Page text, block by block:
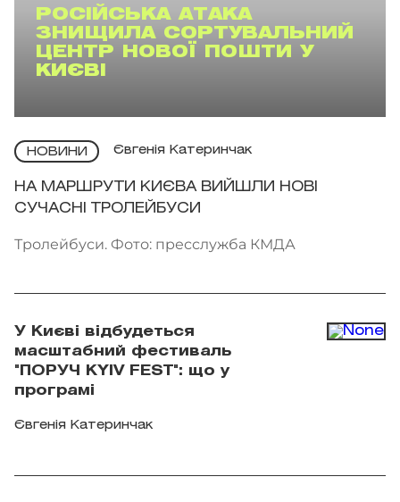
РОСІЙСЬКА АТАКА
ЗНИЩИЛА СОРТУВАЛЬНИЙ
ЦЕНТР НОВОЇ ПОШТИ У
КИЄВІ
НОВИНИ Євгенія Катеринчак
НА МАРШРУТИ КИЄВА ВИЙШЛИ НОВІ
СУЧАСНІ ТРОЛЕЙБУСИ
Тролейбуси. Фото: пресслужба КМДА
У Києві відбудеться
масштабний фестиваль
"ПОРУЧ KYIV FEST": що у
програмі
Євгенія Катеринчак